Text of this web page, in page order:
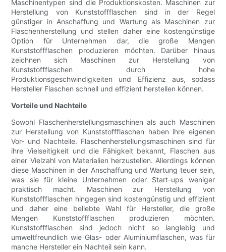
Maschinentypen sind die Produktionskosten. Maschinen zur
Herstellung von Kunststoffflaschen sind in der Regel
günstiger in Anschaffung und Wartung als Maschinen zur
Flaschenherstellung und stellen daher eine kostengünstige
Option für Unternehmen dar, die große Mengen
Kunststoffflaschen produzieren möchten. Darüber hinaus
zeichnen sich Maschinen zur Herstellung von
Kunststoffflaschen durch hohe
Produktionsgeschwindigkeiten und Effizienz aus, sodass
Hersteller Flaschen schnell und effizient herstellen können.
Vorteile und Nachteile
Sowohl Flaschenherstellungsmaschinen als auch Maschinen
zur Herstellung von Kunststoffflaschen haben ihre eigenen
Vor- und Nachteile. Flaschenherstellungsmaschinen sind für
ihre Vielseitigkeit und die Fähigkeit bekannt, Flaschen aus
einer Vielzahl von Materialien herzustellen. Allerdings können
diese Maschinen in der Anschaffung und Wartung teuer sein,
was sie für kleine Unternehmen oder Start-ups weniger
praktisch macht. Maschinen zur Herstellung von
Kunststoffflaschen hingegen sind kostengünstig und effizient
und daher eine beliebte Wahl für Hersteller, die große
Mengen Kunststoffflaschen produzieren möchten.
Kunststoffflaschen sind jedoch nicht so langlebig und
umweltfreundlich wie Glas- oder Aluminiumflaschen, was für
manche Hersteller ein Nachteil sein kann.